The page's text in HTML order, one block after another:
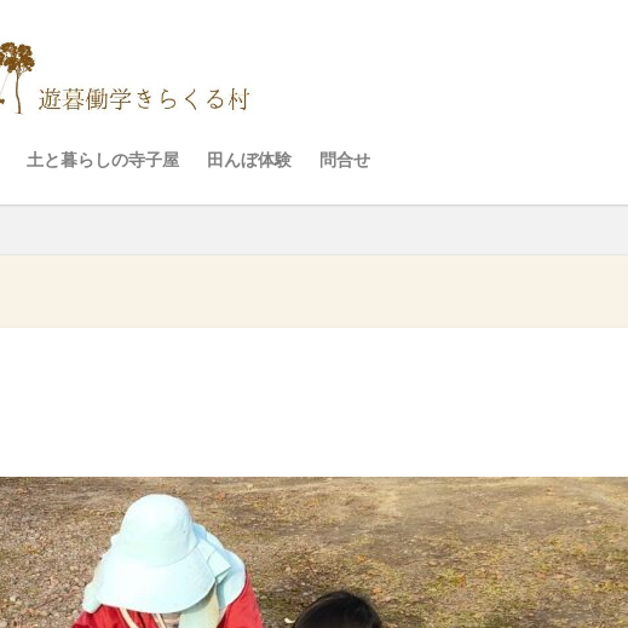
土と暮らしの寺子屋 田んぼ体験 問合せ